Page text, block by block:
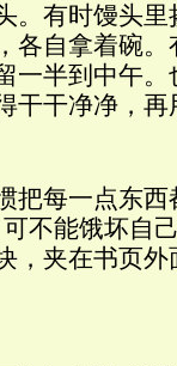
。有时馒头
各自拿着碗
一半到中午
干干净净，
把每一点东
不能饿坏自
，夹在书页